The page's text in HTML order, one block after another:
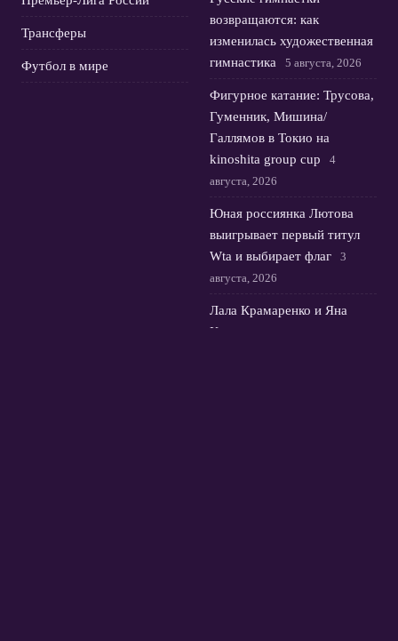
Трансферы
Футбол в мире
возвращаются: как
изменилась художественная
гимнастика
5 августа, 2026
Фигурное катание: Трусова,
Гуменник, Мишина/
Галлямов в Токио на
kinoshita group cup
4
августа, 2026
Юная россиянка Лютова
выигрывает первый титул
Wta и выбирает флаг
3
августа, 2026
Лала Крамаренко и Яна
Кудрявцева: музыка, медали